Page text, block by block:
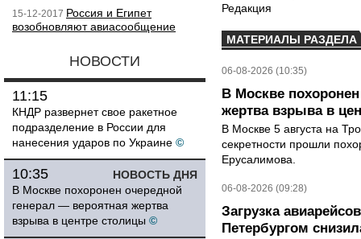
15-12-2017 Россия и Египет
возобновляют авиасообщение
НОВОСТИ
11:15
КНДР развернет свое ракетное
подразделение в России для
нанесения ударов по Украине ©
НОВОСТЬ ДНЯ
10:35
В Москве похоронен очередной
генерал — вероятная жертва
взрыва в центре столицы ©
Редакция
МАТЕРИАЛЫ РАЗДЕЛА
06-08-2026 (10:35)
В Москве
жертва взрыва в
В Москве 5 августа на
секретности прошли
Ерусалимова.
06-08-2026 (09:28)
Загрузка
Петербургом